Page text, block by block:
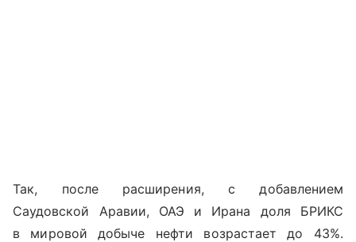
Так, после расширения, с добавлением
Саудовской Аравии, ОАЭ и Ирана доля БРИКС
в мировой добыче нефти возрастает до 43%.